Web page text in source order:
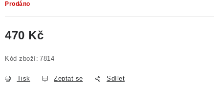
Prodáno
470 Kč
Kód zboží: 7814
Tisk Zeptat se Sdílet